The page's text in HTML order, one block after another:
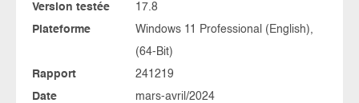
Version testée
17.8
Plateforme
Windows 11 Professional (English),
(64-Bit)
Rapport
241219
Date
mars-avril/2024